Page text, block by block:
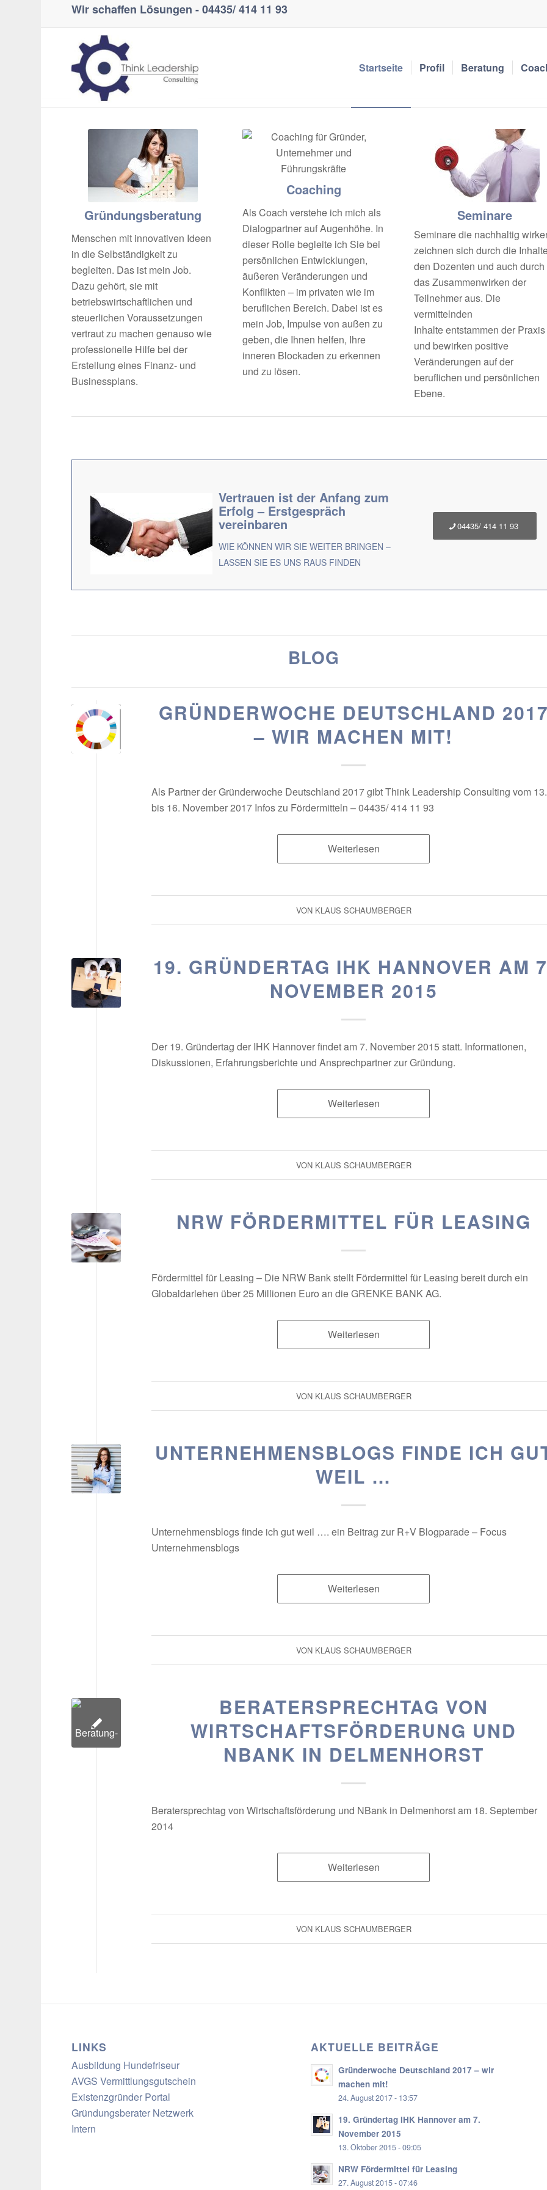
Wir schaffen Lösungen -04435/ 414 11 93
Startseite Profil Beratung
Gründungsberatung
Menschen mit innovativen Ideen
in die Selbständigkeit zu
begleiten. Das ist mein Job.
Dazu gehört, sie mit
betriebswirtschaftlichen und
steuerlichen Voraussetzungen
vertraut zu machen genauso wie
professionelle Hilfe bei der
Erstellung eines Finanz- und
Businessplans.
Coaching
Als Coach verstehe ich mich als
Dialogpartner auf Augenhöhe. In
dieser Rolle begleite ich Sie bei
persönlichen Entwicklungen,
äußeren Veränderungen und
Konflikten – im privaten wie im
beruflichen Bereich. Dabei ist es
mein Job, Impulse von außen zu
geben, die Ihnen helfen, Ihre
inneren Blockaden zu erkennen
und zu lösen.
Seminare
Seminare die nachhaltig
zeichnen sich durch die
den Dozenten und auch durch
das Zusammenwirken der
Teilnehmer aus. Die
vermittelnden
Inhalte entstammen der Praxis
und bewirken positive
Veränderungen auf der
beruflichen und persönlichen
Ebene.
Vertrauen ist der Anfang zum
Erfolg – Erstgespräch
vereinbaren
WIE KÖNNEN WIR SIE WEITER BRINGEN –
LASSEN SIE ES UNS RAUS FINDEN
04435/ 414 11 93
BLOG
GRÜNDERWOCHE DEUTSCHLAND
– WIR MACHEN MIT!
Als Partner der Gründerwoche Deutschland 2017 gibt Think Leadership Consulting vom 13.
bis 16. November 2017 Infos zu Fördermitteln – 04435/ 414 11 93
Weiterlesen
VON KLAUS SCHAUMBERGER
19. GRÜNDERTAG IHK HANNOVER AM
NOVEMBER 2015
Der 19. Gründertag der IHK Hannover findet am 7. November 2015 statt. Informationen,
Diskussionen, Erfahrungsberichte und Ansprechpartner zur Gründung.
Weiterlesen
VON KLAUS SCHAUMBERGER
NRW FÖRDERMITTEL FÜR LEASING
Fördermittel für Leasing – Die NRW Bank stellt Fördermittel für Leasing bereit durch ein
Globaldarlehen über 25 Millionen Euro an die GRENKE BANK AG.
Weiterlesen
VON KLAUS SCHAUMBERGER
UNTERNEHMENSBLOGS FINDE ICH
WEIL …
Unternehmensblogs finde ich gut weil …. ein Beitrag zur R+V Blogparade – Focus
Unternehmensblogs
Weiterlesen
VON KLAUS SCHAUMBERGER
BERATERSPRECHTAG VON
WIRTSCHAFTSFÖRDERUNG UND
NBANK IN DELMENHORST
Beratersprechtag von Wirtschaftsförderung und NBank in Delmenhorst am 18. September
2014
Weiterlesen
VON KLAUS SCHAUMBERGER
LINKS
Ausbildung Hundefriseur
AVGS Vermittlungsgutschein
Existenzgründer Portal
Gründungsberater Netzwerk
Intern
AKTUELLE BEITRÄGE
Gründerwoche Deutschland 2017 – wir
machen mit!
24. August 2017 - 13:57
19. Gründertag IHK Hannover am 7.
November 2015
13. Oktober 2015 - 09:05
NRW Fördermittel für Leasing
27. August 2015 - 07:46